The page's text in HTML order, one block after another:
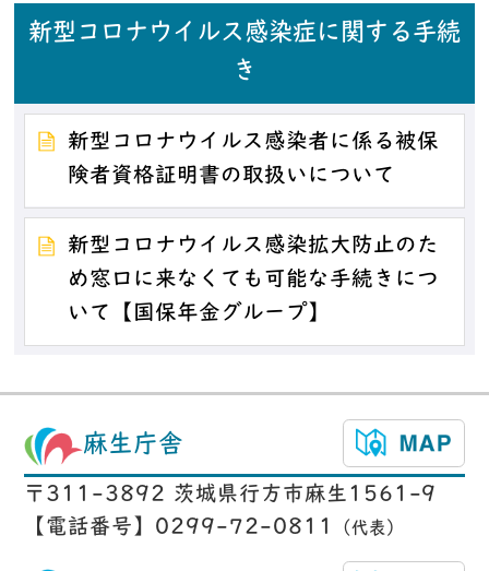
新型コロナウイルス感染症に関する手続
き
新型コロナウイルス感染者に係る被保
険者資格証明書の取扱いについて
新型コロナウイルス感染拡大防止のた
め窓口に来なくても可能な手続きにつ
いて【国保年金グループ】
麻生庁舎
〒311-3892 茨城県行方市麻生1561-9
【電話番号】0299-72-0811
（代表）